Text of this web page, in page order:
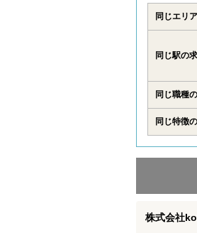
同じエリ
同じ駅の
同じ職種
同じ特徴
株式会社